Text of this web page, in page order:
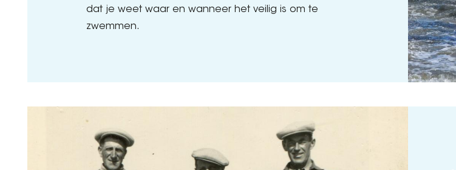
dat je weet waar en wanneer het veilig is om te
zwemmen.